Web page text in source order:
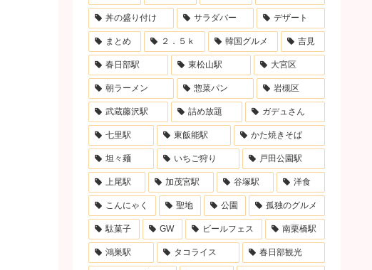
丼の盛り付け サラダバー デザート
まとめ ２．５ｋ 韓国グルメ 吉見
春日部駅 東松山駅 大宮区
朝ラーメン 惣菜パン 岩槻区
武蔵藤沢駅 詰め放題 ガデュさん
七里駅 東飯能駅 かた焼きそば
坦々麺 いちご狩り 戸田公園駅
上尾駅 加茂宮駅 谷塚駅 洋食
こんにゃく 聖地 公園 孤独のグルメ
駄菓子 GW ビールフェス 南栗橋駅
鴻巣駅 タコライス 春日部観光